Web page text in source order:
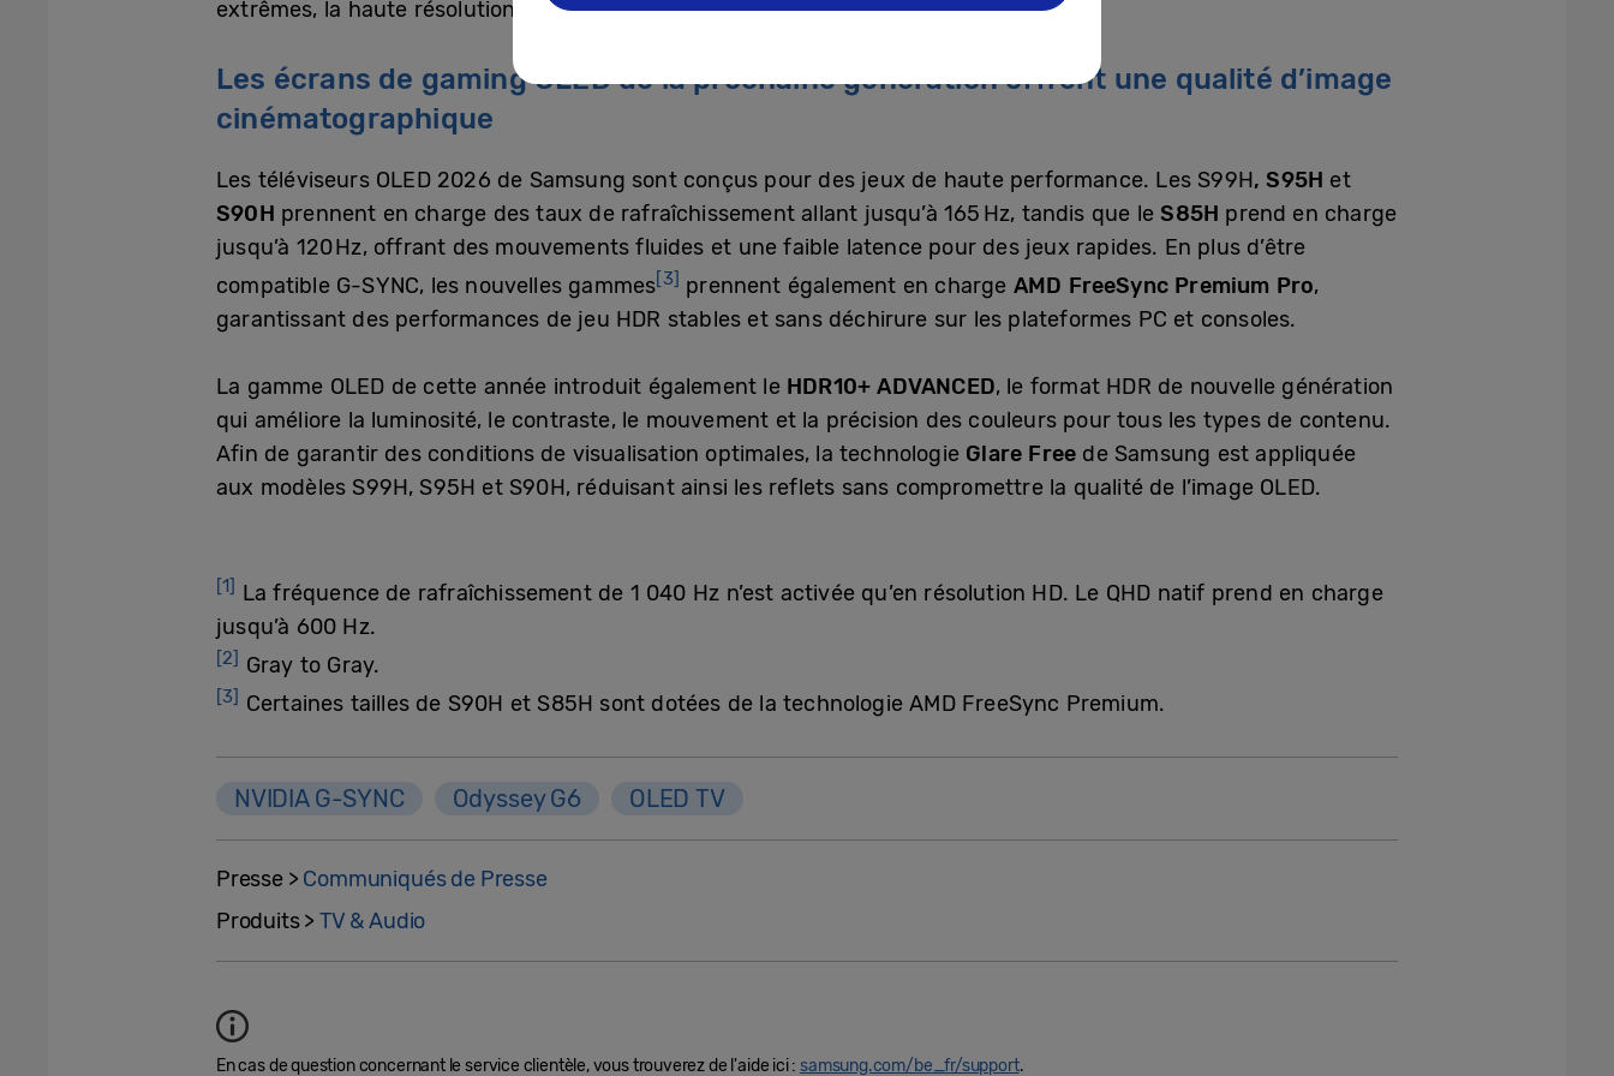
extrêmes, la haute résolution ou les deux.
Les écrans de gaming OLED de la prochaine génération offrent une qualité d’image
cinématographique
Les téléviseurs OLED 2026 de Samsung sont conçus pour des jeux de haute performance. Les S99H, S95H et
S90H prennent en charge des taux de rafraîchissement allant jusqu’à 165 Hz, tandis que leS85H prend en charge
jusqu’à 120 Hz, offrant des mouvements fluides et une faible latence pour des jeux rapides. En plus d’être
compatible G-SYNC, les nouvelles gammes[3] prennent également en charge AMD FreeSync Premium Pro,
garantissant des performances de jeu HDR stables et sans déchirure sur les plateformes PC et consoles.
La gamme OLED de cette année introduit également le HDR10+ ADVANCED, le format HDR de nouvelle génération
qui améliore la luminosité, le contraste, le mouvement et la précision des couleurs pour tous les types de contenu.
Afin de garantir des conditions de visualisation optimales, la technologie Glare Free de Samsung est appliquée
aux modèles S99H, S95H et S90H, réduisant ainsi les reflets sans compromettre la qualité de l’image OLED.
[1] La fréquence de rafraîchissement de 1 040 Hz n’est activée qu’en résolution HD. Le QHD natif prend en charge
jusqu’à 600 Hz.
[2] Gray to Gray.
[3] Certaines tailles de S90H et S85H sont dotées de la technologie AMD FreeSync Premium.
NVIDIA G-SYNC Odyssey G6 OLED TV
Presse > Communiqués de Presse
Produits >TV & Audio
En cas de question concernant le service clientèle, vous trouverez de l'aide ici :samsung.com/be_fr/support.